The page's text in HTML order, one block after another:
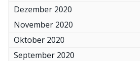
Dezember 2020
November 2020
Oktober 2020
September 2020